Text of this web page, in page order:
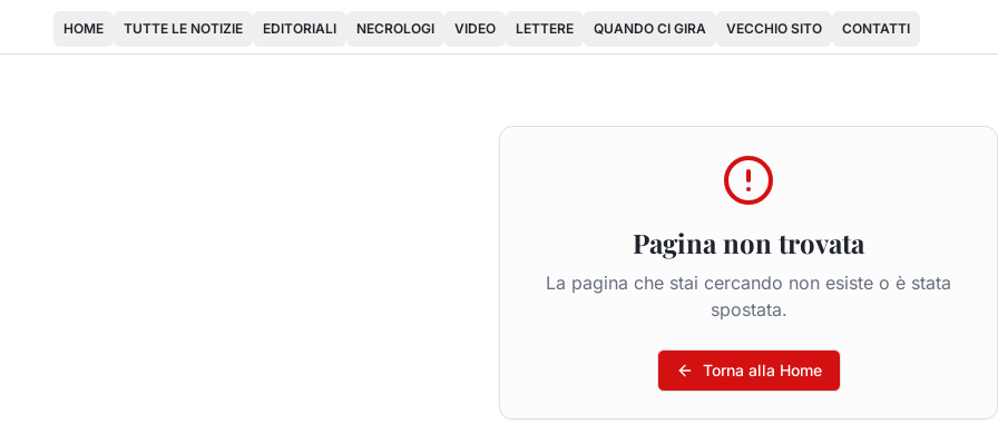
HOME TUTTE LE NOTIZIE EDITORIALI NECROLOGI VIDEO LETTERE QUANDO CI GIRA VECCHIO SITO CONTATTI
Pagina non trovata
La pagina che stai cercando non esiste o è stata
spostata.
Torna alla Home